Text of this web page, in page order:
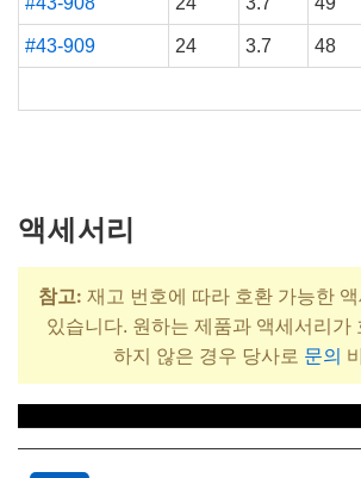
#43-909 24 3.7 48
액세서리
참고: 재고 번호에 따라 호환 가능한
있습니다. 원하는 제품과 액세서리가
하지 않은 경우 당사로 문의